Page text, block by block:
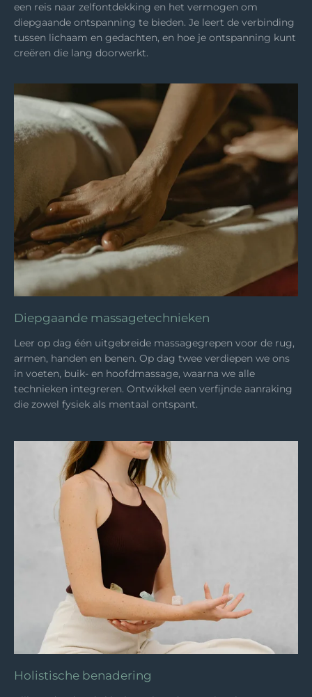
een reis naar zelfontdekking en het vermogen om
diepgaande ontspanning te bieden. Je leert de verbinding
tussen lichaam en gedachten, en hoe je ontspanning kunt
creëren die lang doorwerkt.
Diepgaande massagetechnieken
Leer op dag één uitgebreide massagegrepen voor de rug,
armen, handen en benen. Op dag twee verdiepen we ons
in voeten, buik- en hoofdmassage, waarna we alle
technieken integreren. Ontwikkel een verfijnde aanraking
die zowel fysiek als mentaal ontspant.
Holistische benadering